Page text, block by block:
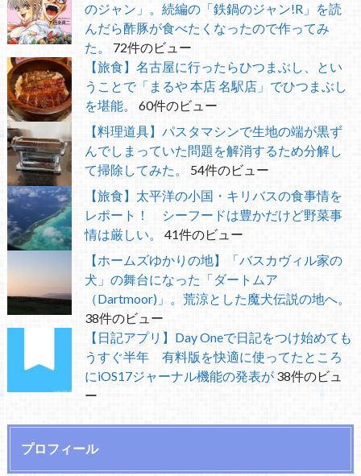
のジャン」。続編の「鉄鍋のジャン!R」を読
んだら酢豚が食べたくなったので作ってみ
た。
72件のビュー
【旅食】名古屋に行ったらひつまぶし、とい
うことで「まるや 本店 名駅店」でひつまぶし
を堪能。
60件のビュー
【料理道具】パスタマシンで生地の端が黒ず
んでしまっていた問題を解消するため分解し
て掃除してみた。
54件のビュー
【旅食】太平洋の小国・キリバスの食事情を
レポート！ シーフードは豊かだけど野菜事
情は厳しい。
41件のビュー
【ホームズゆかりの地】「バスカヴィル家の
犬」の舞台になった「ダートムア
（Dartmoor)」。荒涼とした魔犬伝説の地へ。
38件のビュー
【日記アプリ】Day Oneで日記をつけ始めても
うすぐ半年 有料版を快適に使ってたところ
にiOS17ジャーナル機能の発表が 38件のビュ
ー
プロフィール